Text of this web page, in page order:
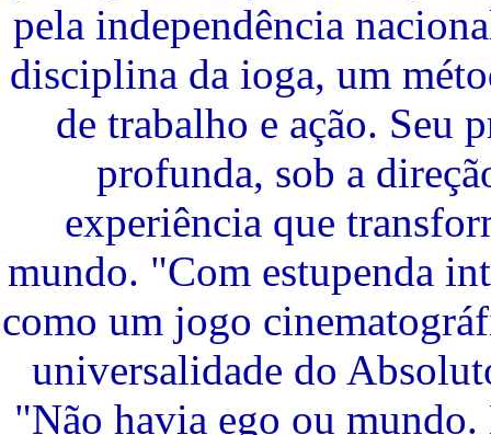
pela independência
disciplina da ioga, um
de trabalho e ação. Seu
profunda, sob a
experiência que
mundo. "Com estupenda
como um jogo
universalidade do
"Não havia ego ou